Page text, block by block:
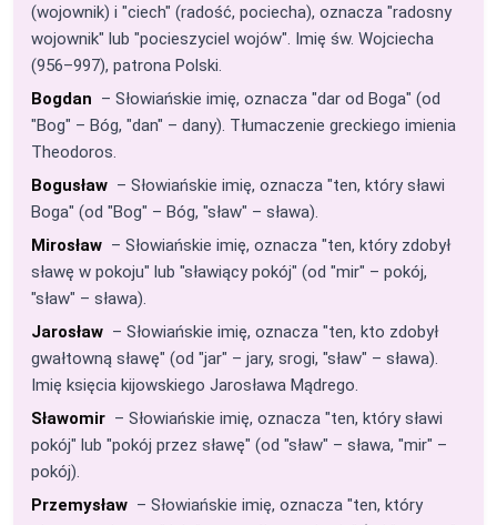
(wojownik) i "ciech" (radość, pociecha), oznacza "radosny
wojownik" lub "pocieszyciel wojów". Imię św. Wojciecha
(956–997), patrona Polski.
Bogdan – Słowiańskie imię, oznacza "dar od Boga" (od
"Bog" – Bóg, "dan" – dany). Tłumaczenie greckiego imienia
Theodoros.
Bogusław – Słowiańskie imię, oznacza "ten, który sławi
Boga" (od "Bog" – Bóg, "sław" – sława).
Mirosław – Słowiańskie imię, oznacza "ten, który zdobył
sławę w pokoju" lub "sławiący pokój" (od "mir" – pokój,
"sław" – sława).
Jarosław – Słowiańskie imię, oznacza "ten, kto zdobył
gwałtowną sławę" (od "jar" – jary, srogi, "sław" – sława).
Imię księcia kijowskiego Jarosława Mądrego.
Sławomir – Słowiańskie imię, oznacza "ten, który sławi
pokój" lub "pokój przez sławę" (od "sław" – sława, "mir" –
pokój).
Przemysław – Słowiańskie imię, oznacza "ten, który